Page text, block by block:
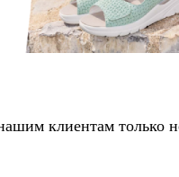
клиентам только